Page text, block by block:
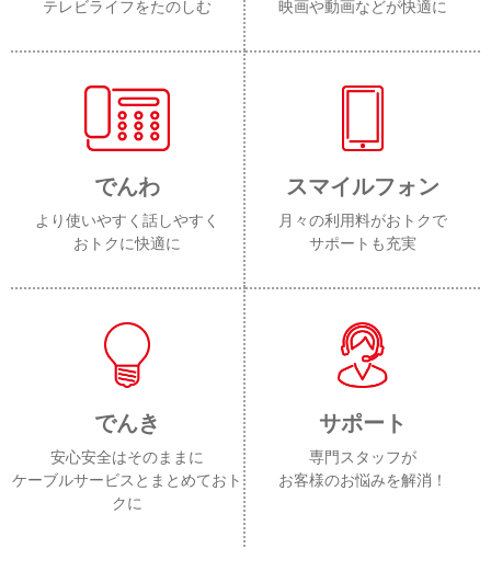
テレビライフをたのしむ
映画や動画などが快適に
でんわ
より使いやすく話しやすく
おトクに快適に
スマイルフォン
月々の利用料がおトクで
サポートも充実
でんき
安心安全はそのままに
ケーブルサービスとまとめておト
クに
サポート
専門スタッフが
お客様のお悩みを解消！